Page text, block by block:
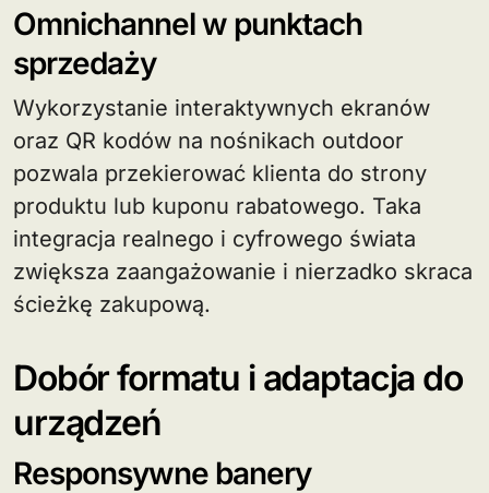
Omnichannel w punktach
sprzedaży
Wykorzystanie interaktywnych ekranów
oraz QR kodów na nośnikach outdoor
pozwala przekierować klienta do strony
produktu lub kuponu rabatowego. Taka
integracja realnego i cyfrowego świata
zwiększa zaangażowanie i nierzadko skraca
ścieżkę zakupową.
Dobór formatu i adaptacja do
urządzeń
Responsywne banery